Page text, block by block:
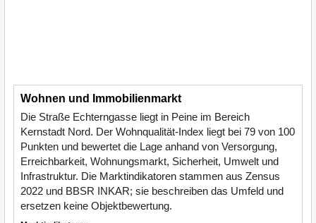
Wohnen und Immobilienmarkt
Die Straße Echterngasse liegt in Peine im Bereich
Kernstadt Nord. Der Wohnqualität-Index liegt bei 79 von 100
Punkten und bewertet die Lage anhand von Versorgung,
Erreichbarkeit, Wohnungsmarkt, Sicherheit, Umwelt und
Infrastruktur. Die Marktindikatoren stammen aus Zensus
2022 und BBSR INKAR; sie beschreiben das Umfeld und
ersetzen keine Objektbewertung.